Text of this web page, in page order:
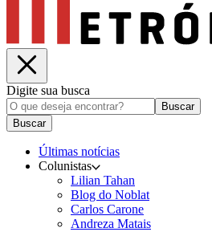
Digite sua busca
Buscar
Buscar
Últimas notícias
Colunistas
Lilian Tahan
Blog do Noblat
Carlos Carone
Andreza Matais